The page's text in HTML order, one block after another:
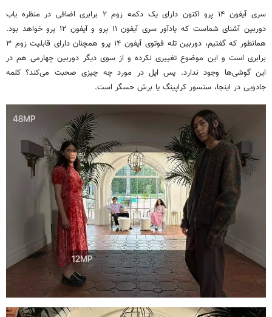
سری آیفون ۱۴ پرو اکنون دارای یک دکمه زوم ۲ برابری اضافی در منظره یاب
دوربین آشنای شماست که یادآور سری آیفون ۱۱ پرو و آیفون ۱۲ پرو خواهد بود.
همانطور که گفتیم، دوربین تله فوتوی آیفون ۱۴ پرو همچنان دارای قابلیت زوم ۳
برابری است و این موضوع تغییری نکرده و از سوی دیگر دوربین چهارمی هم در
این گوشی‌ها وجود ندارد. پس اپل در مورد چه چیزی صحبت می‌کند؟ کلمه
جادویی در اینجا، سنسور کراپینگ یا برش حسگر است.